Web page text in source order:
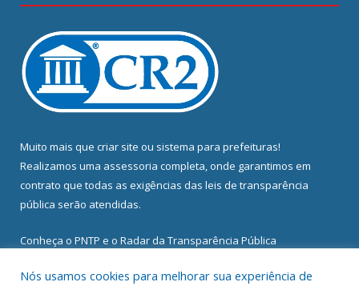
Muito mais que criar site ou sistema para prefeituras!
Realizamos uma assessoria completa, onde garantimos em
contrato que todas as exigências das leis de transparência
pública serão atendidas.
Conheça o PNTP e o Radar da Transparência Pública
Nós usamos cookies para melhorar sua experiência de